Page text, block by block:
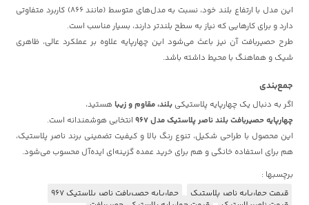
این مدل با ارتفاع بلند خود، نسبت به مدل‌های متوسط (مانند 866) کاربرد متفاوتی
دارد و برای کارهایی که نیاز به سطح بلندتر دارند، بسیار مناسب است.
طرح حصیربافت آن نیز باعث می‌شود این چهارپایه علاوه بر عملکرد عالی، ظاهری
شیک و هماهنگ با محیط داشته باشد.
جمع‌بندی
اگر به دنبال یک چهارپایه پلاستیکیبلند، مقاوم و زیبا هستید،
چهارپایه حصیربافت بلند ناصر پلاستیک مدل 967
انتخابی هوشمندانه است.
این محصول با طراحی شکیل، تنوع رنگ بالا و کیفیت تضمینی برند ناصر پلاستیک،
هم برای استفاده خانگی و هم برای خرید عمده گزینه‌ای ایده‌آل محسوب می‌شود.
برچسبها :
قیمت چهارپایه ناصر پلاستیک
چهارپایه حصیربافت ناصر پلاستیک 967